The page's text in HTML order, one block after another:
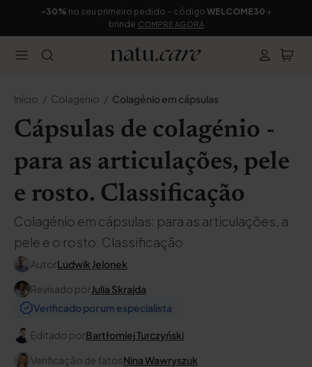
-30% no seu primeiro pedido – código WELCOME30 +
brinde COMPRE AGORA
Início Colagénio Colagénio em cápsulas
Cápsulas de colagénio -
para as articulações, pele
e rosto. Classificação
Colagénio em cápsulas: para as articulações, a
pele e o rosto. Classificação
AutorLudwik Jelonek
Revisado porJulia Skrajda
Verificado por um especialista
Editado porBartłomiej Turczyński
Verificação de fatosNina Wawryszuk